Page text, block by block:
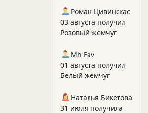
Роман Цивинскас
03 августа получил
Розовый жемчуг
Mh Fav
01 августа получил
Белый жемчуг
Наталья Бикетова
31 июля получила